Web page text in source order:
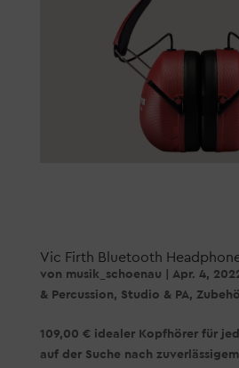
Vic Firth Bluetooth
von musik_schoenau Apr. 4,
& Percussion, Studio & PA,
109,00 € idealer Kopfhörer für
auf der Suche nach